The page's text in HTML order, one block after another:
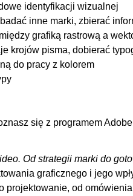
identyfikacji wizualnej
inne marki, zbierać
grafiką rastrową a
krojów pisma, dobierać
do pracy z kolorem
się z programem
Od strategii marki do
graficznego i jego
projektowanie, od